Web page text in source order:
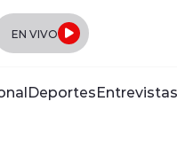
EN VIVO
DeportesEntrevistas